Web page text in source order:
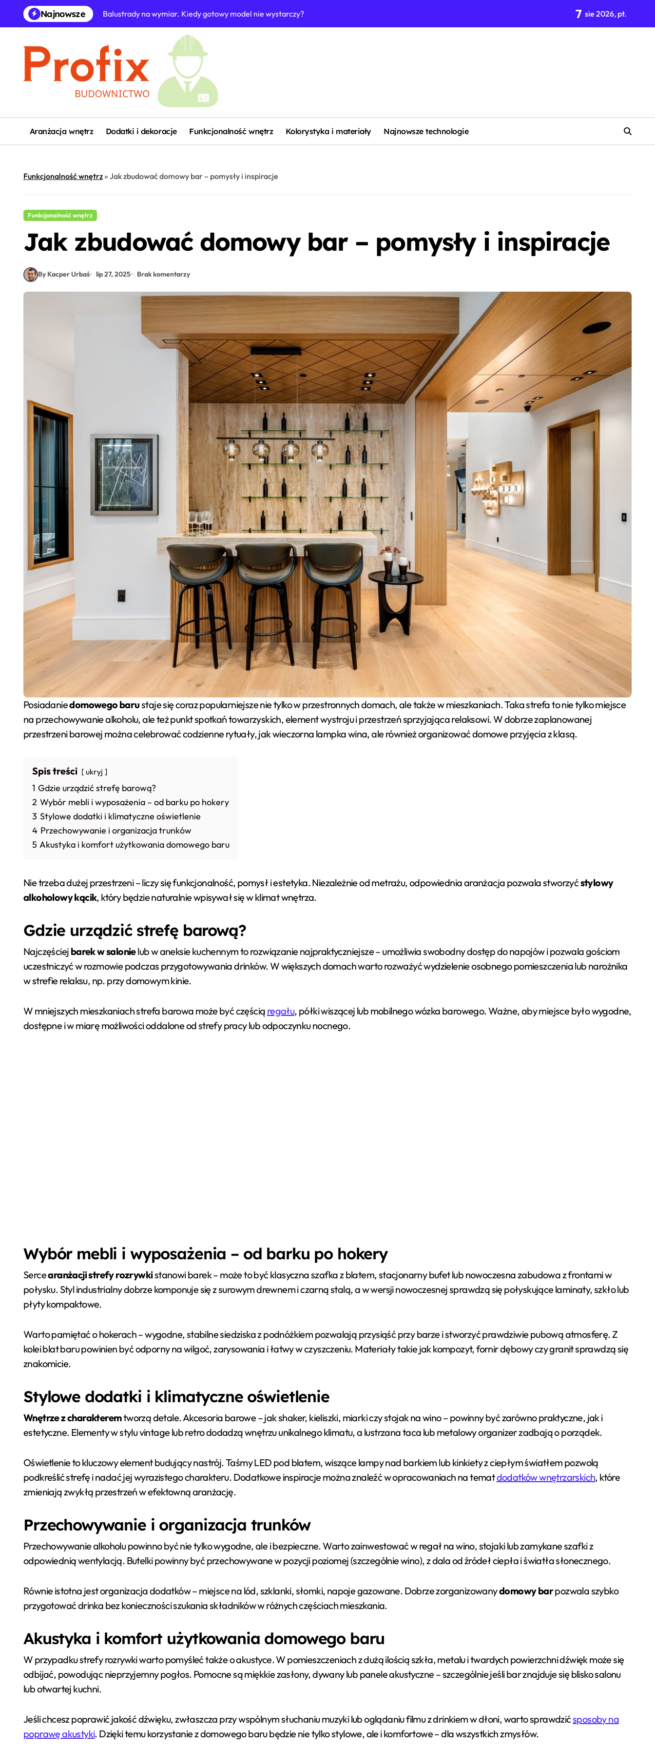
content
Najnowsze Balustrady na wymiar. Kiedy gotowy model nie wystarczy? 7 sie 2026, pt.
Aranżacja wnętrz Dodatki i dekoracje Funkcjonalność wnętrz Kolorystyka i materiały Najnowsze technologie
Funkcjonalność wnętrz» Jak zbudować domowy bar – pomysły i inspiracje
Funkcjonalność wnętrz
Jak zbudować domowy bar – pomysły i inspiracje
By Kacper Urbaś lip 27, 2025 Brak komentarzy
Posiadaniedomowego barustaje się coraz popularniejsze nie tylko w przestronnych domach, ale także w mieszkaniach. Taka strefa to nie tylko miejsce
na przechowywanie alkoholu, ale też punkt spotkań towarzyskich, element wystroju i przestrzeń sprzyjająca relaksowi. W dobrze zaplanowanej
przestrzeni barowej można celebrować codzienne rytuały, jak wieczorna lampka wina, ale również organizować domowe przyjęcia z klasą.
Spis treści ukryj
1 Gdzie urządzić strefę barową?
2 Wybór mebli i wyposażenia – od barku po hokery
3 Stylowe dodatki i klimatyczne oświetlenie
4 Przechowywanie i organizacja trunków
5 Akustyka i komfort użytkowania domowego baru
Nie trzeba dużej przestrzeni – liczy się funkcjonalność, pomysł i estetyka. Niezależnie od metrażu, odpowiednia aranżacja pozwala stworzyćstylowy
alkoholowy kącik, który będzie naturalnie wpisywał się w klimat wnętrza.
Gdzie urządzić strefę barową?
Najczęściej barek w salonielub w aneksie kuchennym to rozwiązanie najpraktyczniejsze – umożliwia swobodny dostęp do napojów i pozwala gościom
uczestniczyć w rozmowie podczas przygotowywania drinków. W większych domach warto rozważyć wydzielenie osobnego pomieszczenia lub narożnika
w strefie relaksu, np. przy domowym kinie.
W mniejszych mieszkaniach strefa barowa może być częścią regału, półki wiszącej lub mobilnego wózka barowego. Ważne, aby miejsce było wygodne,
dostępne i w miarę możliwości oddalone od strefy pracy lub odpoczynku nocnego.
Wybór mebli i wyposażenia – od barku po hokery
Sercearanżacji strefy rozrywkistanowi barek – może to być klasyczna szafka z blatem, stacjonarny bufet lub nowoczesna zabudowa z frontami w
połysku. Styl industrialny dobrze komponuje się z surowym drewnem i czarną stalą, a w wersji nowoczesnej sprawdzą się połyskujące laminaty, szkło lub
płyty kompaktowe.
Warto pamiętać o hokerach – wygodne, stabilne siedziska z podnóżkiem pozwalają przysiąść przy barze i stworzyć prawdziwie pubową atmosferę. Z
kolei blat baru powinien być odporny na wilgoć, zarysowania i łatwy w czyszczeniu. Materiały takie jak kompozyt, fornir dębowy czy granit sprawdzą się
znakomicie.
Stylowe dodatki i klimatyczne oświetlenie
Wnętrze z charakteremtworzą detale. Akcesoria barowe – jak shaker, kieliszki, miarki czy stojak na wino – powinny być zarówno praktyczne, jak i
estetyczne. Elementy w stylu vintage lub retro dodadzą wnętrzu unikalnego klimatu, a lustrzana taca lub metalowy organizer zadbają o porządek.
Oświetlenie to kluczowy element budujący nastrój. Taśmy LED pod blatem, wiszące lampy nad barkiem lub kinkiety z ciepłym światłem pozwolą
podkreślić strefę i nadać jej wyrazistego charakteru. Dodatkowe inspiracje można znaleźć w opracowaniach na tematdodatków wnętrzarskich, które
zmieniają zwykłą przestrzeń w efektowną aranżację.
Przechowywanie i organizacja trunków
Przechowywanie alkoholu powinno być nie tylko wygodne, ale i bezpieczne. Warto zainwestować w regał na wino, stojaki lub zamykane szafki z
odpowiednią wentylacją. Butelki powinny być przechowywane w pozycji poziomej (szczególnie wino), z dala od źródeł ciepła i światła słonecznego.
Równie istotna jest organizacja dodatków – miejsce na lód, szklanki, słomki, napoje gazowane. Dobrze zorganizowanydomowy barpozwala szybko
przygotować drinka bez konieczności szukania składników w różnych częściach mieszkania.
Akustyka i komfort użytkowania domowego baru
W przypadku strefy rozrywki warto pomyśleć także o akustyce. W pomieszczeniach z dużą ilością szkła, metalu i twardych powierzchni dźwięk może się
odbijać, powodując nieprzyjemny pogłos. Pomocne są miękkie zasłony, dywany lub panele akustyczne – szczególnie jeśli bar znajduje się blisko salonu
lub otwartej kuchni.
Jeśli chcesz poprawić jakość dźwięku, zwłaszcza przy wspólnym słuchaniu muzyki lub oglądaniu filmu z drinkiem w dłoni, warto sprawdzićsposoby na
poprawę akustyki. Dzięki temu korzystanie z domowego baru będzie nie tylko stylowe, ale i komfortowe – dla wszystkich zmysłów.